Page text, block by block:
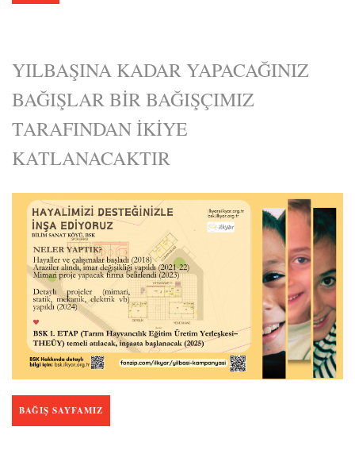
YILBAŞINA KADAR YAPACAĞINIZ
BAĞIŞLAR BİR BAĞIŞÇIMIZ
TARAFINDAN İKİYE
KATLANACAKTIR
BAĞIŞ SAYFAMIZ